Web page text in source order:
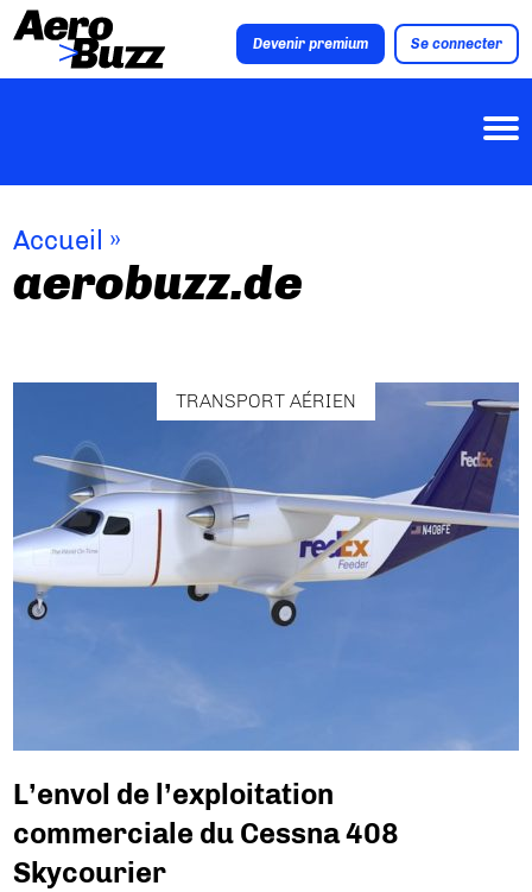
Devenir premium Se connecter
Accueil »
aerobuzz.de
TRANSPORT AÉRIEN
L’envol de l’exploitation
commerciale du Cessna 408
Skycourier